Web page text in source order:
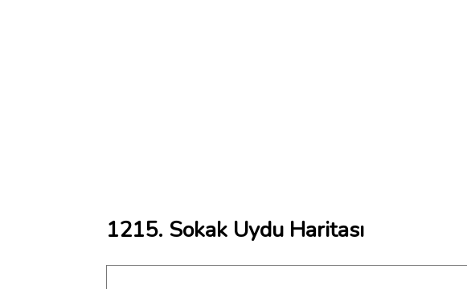
1215. Sokak Uydu Haritası